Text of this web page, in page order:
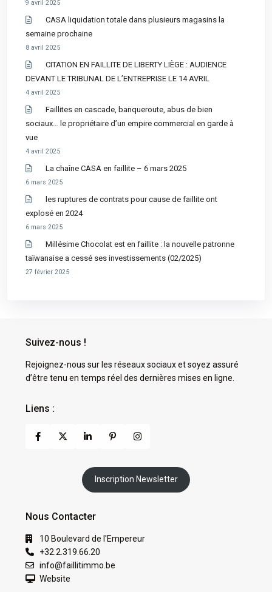
9 avril 2025
CASA liquidation totale dans plusieurs magasins la
semaine prochaine
8 avril 2025
CITATION EN FAILLITE DE LIBERTY LIÈGE : AUDIENCE
DEVANT LE TRIBUNAL DE L’ENTREPRISE LE 14 AVRIL
4 avril 2025
Faillites en cascade, banqueroute, abus de bien
sociaux… le propriétaire d’un empire commercial en garde à
vue
4 avril 2025
La chaîne CASA en faillite – 6 mars 2025
6 mars 2025
les ruptures de contrats pour cause de faillite ont
explosé en 2024
6 mars 2025
Millésime Chocolat est en faillite : la nouvelle patronne
taïwanaise a cessé ses investissements (02/2025)
27 février 2025
Suivez-nous !
Rejoignez-nous sur les réseaux sociaux et soyez assuré
d’être tenu en temps réel des dernières mises en ligne.
Liens :
Inscription Newsletter
Nous Contacter
10 Boulevard de l'Empereur
+32.2.319.66.20
info@faillitimmo.be
Website